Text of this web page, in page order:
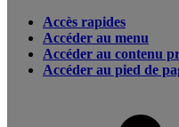
Accès rapides
Accéder au menu
Accéder au contenu
Accéder au pied de